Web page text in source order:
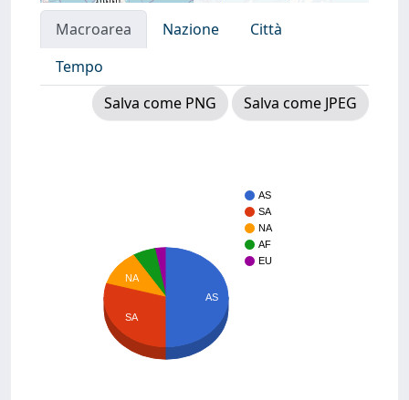
Macroarea Nazione
Città
Tempo
Salva come PNG
Salva come JPEG
AS
SA
NA
AF
EU
NA
SA
AS